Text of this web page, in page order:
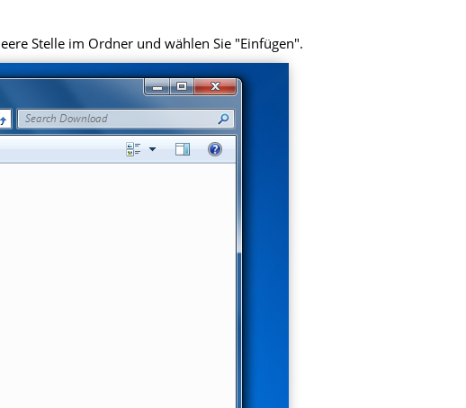
Stelle im Ordner und wählen Sie "Einfügen".